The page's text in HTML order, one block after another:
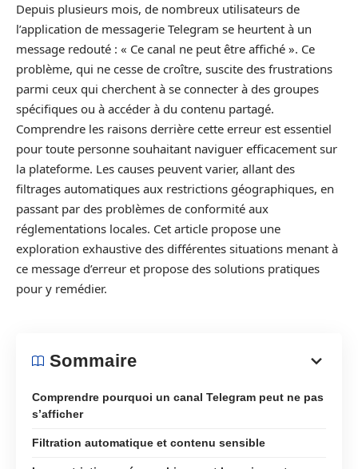
Depuis plusieurs mois, de nombreux utilisateurs de
l’application de messagerie Telegram se heurtent à un
message redouté : « Ce canal ne peut être affiché ». Ce
problème, qui ne cesse de croître, suscite des frustrations
parmi ceux qui cherchent à se connecter à des groupes
spécifiques ou à accéder à du contenu partagé.
Comprendre les raisons derrière cette erreur est essentiel
pour toute personne souhaitant naviguer efficacement sur
la plateforme. Les causes peuvent varier, allant des
filtrages automatiques aux restrictions géographiques, en
passant par des problèmes de conformité aux
réglementations locales. Cet article propose une
exploration exhaustive des différentes situations menant à
ce message d’erreur et propose des solutions pratiques
pour y remédier.
Sommaire
Comprendre pourquoi un canal Telegram peut ne pas
s’afficher
Filtration automatique et contenu sensible